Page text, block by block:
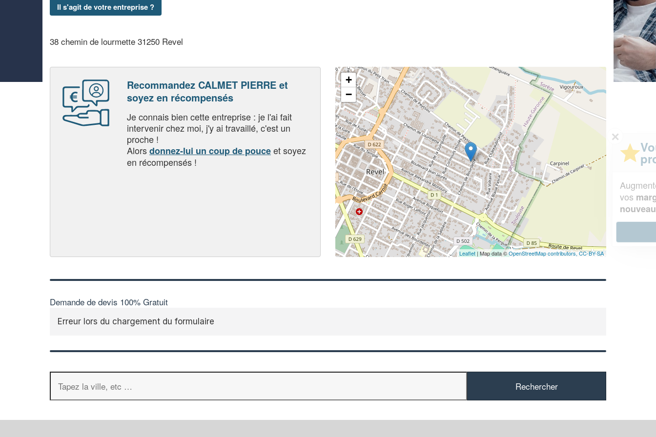
Il s'agit de votre entreprise ?
38 chemin de lourmette 31250 Revel
Recommandez CALMET PIERRE et
soyez en récompensés
Je connais bien cette entreprise : je l'ai fait
intervenir chez moi, j'y ai travaillé, c'est un
proche !
Alorsdonnez-lui un coup de pouceet soyez
en récompensés !
+
−
Leaflet | Map data ©OpenStreetMap contributors,CC-BY-SA
Demande de devis 100% Gratuit
Erreur lors du chargement du formulaire
✕
Vous êtes un
professionnel ?
Augmentez votre chiffre d'affaireset
vosmarges
tout en gagnant de
nouveaux clients